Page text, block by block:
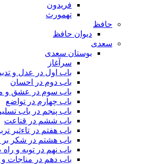
فریدون
تهمورث
حافظ
دیوان حافظ
سعدی
بوستان سعدی
سرآغاز
باب اول در عدل و
باب دوم در احسان
باب سوم در عشق و
باب چهارم در تواضع
باب پنجم در باب
باب ششم در قناعت
باب هفتم در تاءثیر
باب هشتم در شکر بر
باب نهم در توبه و
باب دهم در مناجات